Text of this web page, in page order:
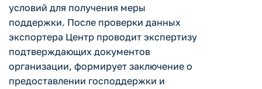
условий для получения меры
поддержки. После проверки данных
экспортера Центр проводит экспертизу
подтверждающих документов
организации, формирует заключение о
предоставлении господдержки и